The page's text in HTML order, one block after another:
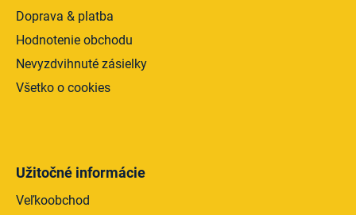
Doprava & platba
Hodnotenie obchodu
Nevyzdvihnuté zásielky
Všetko o cookies
Užitočné informácie
Veľkoobchod